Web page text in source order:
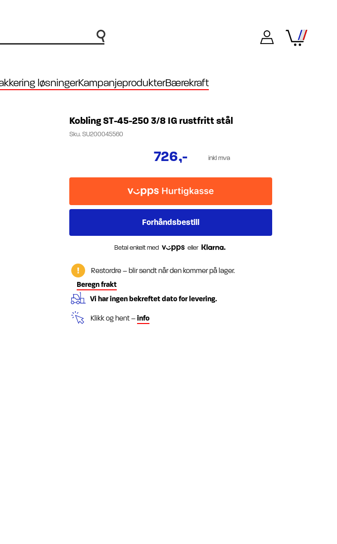
løsningerKampanjeprodukterBærekraft
Kobling ST-45-250 3/8 IG rustfritt stål
Sku. SU200045560
726,- inkl mva
Betal enkelt med eller
Restordre – blir sendt når den kommer på lager.
Beregn frakt
Vi har ingen bekreftet dato for levering.
Klikk og hent –info